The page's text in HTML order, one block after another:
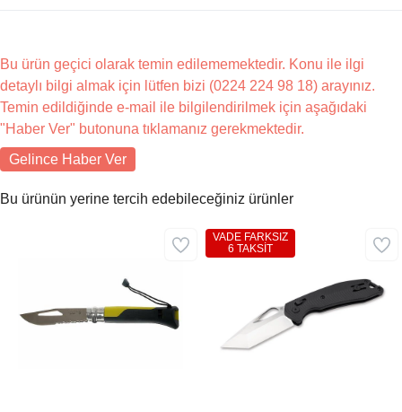
Bu ürün geçici olarak temin edilememektedir. Konu ile ilgi
detaylı bilgi almak için lütfen bizi (0224 224 98 18) arayınız.
Temin edildiğinde e-mail ile bilgilendirilmek için aşağıdaki
"Haber Ver" butonuna tıklamanız gerekmektedir.
Gelince Haber Ver
Bu ürünün yerine tercih edebileceğiniz ürünler
VADE FARKSIZ
6 TAKSİT